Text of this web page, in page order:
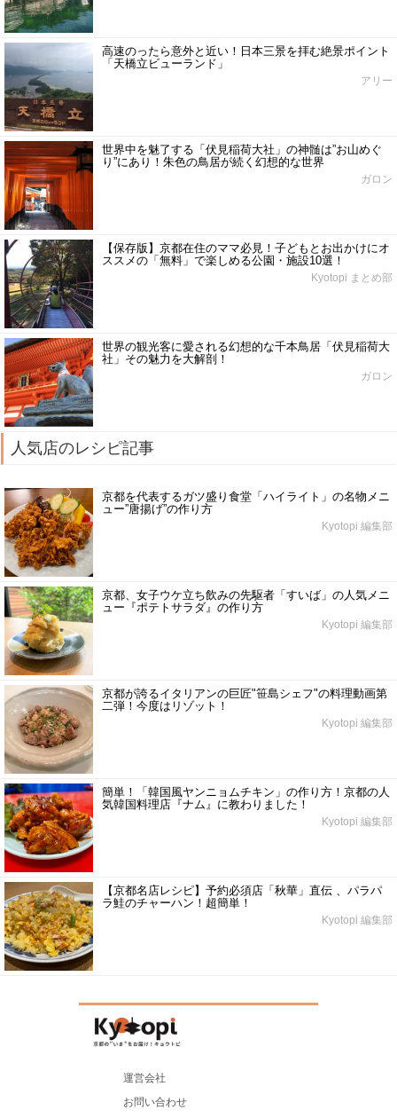
高速のったら意外と近い！日本三景を拝む絶景ポイント
「天橋立ビューランド」
アリー
世界中を魅了する「伏見稲荷大社」の神髄は”お山めぐ
り”にあり！朱色の鳥居が続く幻想的な世界
ガロン
【保存版】京都在住のママ必見！子どもとお出かけにオ
ススメの「無料」で楽しめる公園・施設10選！
Kyotopi まとめ部
世界の観光客に愛される幻想的な千本鳥居「伏見稲荷大
社」その魅力を大解剖！
ガロン
人気店のレシピ記事
京都を代表するガツ盛り食堂「ハイライト」の名物メニ
ュー”唐揚げ”の作り方
Kyotopi 編集部
京都、女子ウケ立ち飲みの先駆者「すいば」の人気メニ
ュー『ポテトサラダ』の作り方
Kyotopi 編集部
京都が誇るイタリアンの巨匠"笹島シェフ"の料理動画第
二弾！今度はリゾット！
Kyotopi 編集部
簡単！「韓国風ヤンニョムチキン」の作り方！京都の人
気韓国料理店『ナム』に教わりました！
Kyotopi 編集部
【京都名店レシピ】予約必須店「秋華」直伝 、パラパ
ラ鮭のチャーハン！超簡単！
Kyotopi 編集部
運営会社
お問い合わせ